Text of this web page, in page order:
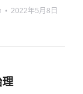
2022年5月8日
理